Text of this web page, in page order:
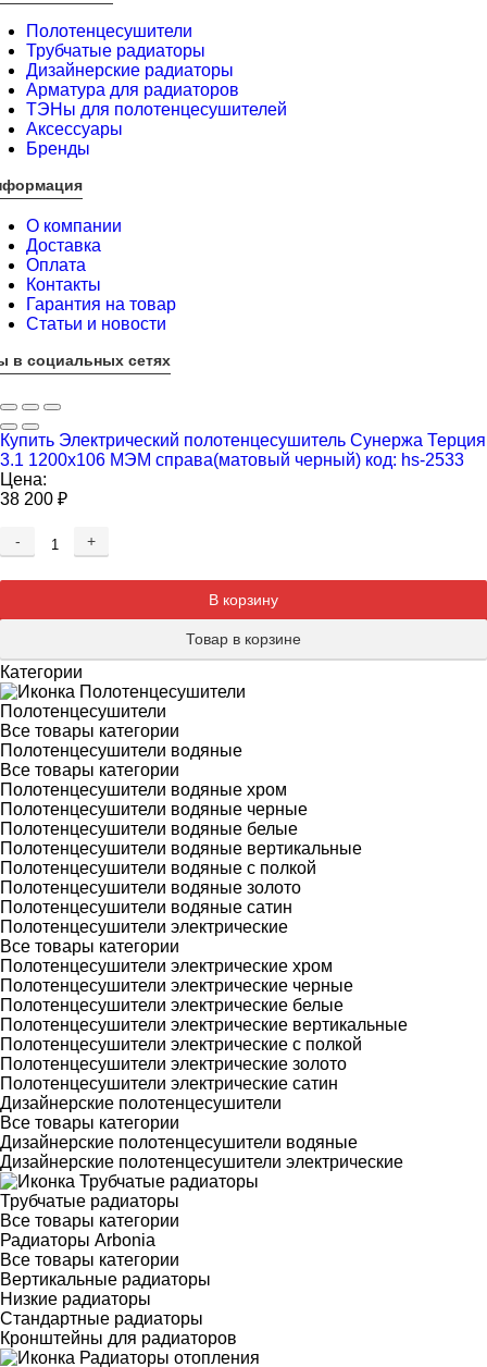
Полотенцесушители
Трубчатые радиаторы
Дизайнерские радиаторы
Арматура для радиаторов
ТЭНы для полотенцесушителей
Аксессуары
Бренды
О компании
Доставка
Оплата
Контакты
Гарантия на товар
Статьи и новости
в социальных сетях
Купить Электрический полотенцесушитель Сунержа Терция
3.1 1200х106 МЭМ справа(матовый черный) код: hs-2533
Цена:
38 200 ₽
-
+
В корзину
Товар в корзине
Категории
Полотенцесушители
Все товары категории
Полотенцесушители водяные
Все товары категории
Полотенцесушители водяные хром
Полотенцесушители водяные черные
Полотенцесушители водяные белые
Полотенцесушители водяные вертикальные
Полотенцесушители водяные с полкой
Полотенцесушители водяные золото
Полотенцесушители водяные сатин
Полотенцесушители электрические
Все товары категории
Полотенцесушители электрические хром
Полотенцесушители электрические черные
Полотенцесушители электрические белые
Полотенцесушители электрические вертикальные
Полотенцесушители электрические с полкой
Полотенцесушители электрические золото
Полотенцесушители электрические сатин
Дизайнерские полотенцесушители
Все товары категории
Дизайнерские полотенцесушители водяные
Дизайнерские полотенцесушители электрические
Трубчатые радиаторы
Все товары категории
Радиаторы Arbonia
Все товары категории
Вертикальные радиаторы
Низкие радиаторы
Стандартные радиаторы
Кронштейны для радиаторов